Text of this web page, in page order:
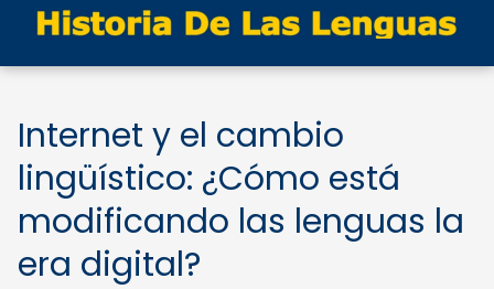
Internet y el cambio
lingüístico: ¿Cómo está
modificando las lenguas la
era digital?